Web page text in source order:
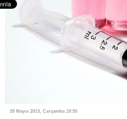
29 Mayıs 2013, Çarşamba 10:55